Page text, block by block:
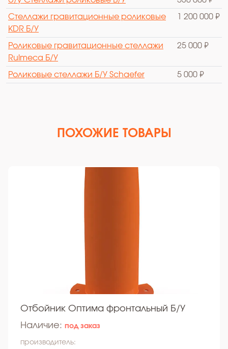
Стеллажи гравитационные роликовые
KDR Б/У
1 200 000 ₽
Роликовые гравитационные стеллажи
Rulmeca Б/У
25 000 ₽
Роликовые стеллажи Б/У Schaefer 5 000 ₽
ПОХОЖИЕ ТОВАРЫ
Отбойник Оптима фронтальный Б/У
Наличие: под заказ
производитель: